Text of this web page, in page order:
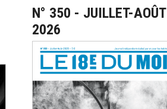
N° 350 - JUILLET-AOÛT
2026